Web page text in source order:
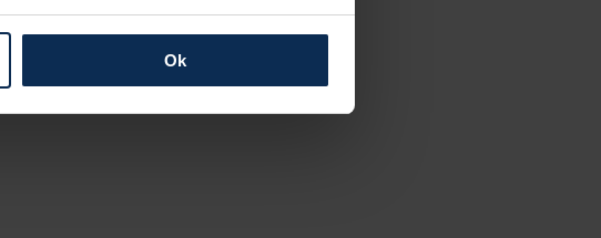
die Einstellungen jederzeit anpassen
Grundlage eines
Standarddatenschutzklauseln (Art. 46
Ok